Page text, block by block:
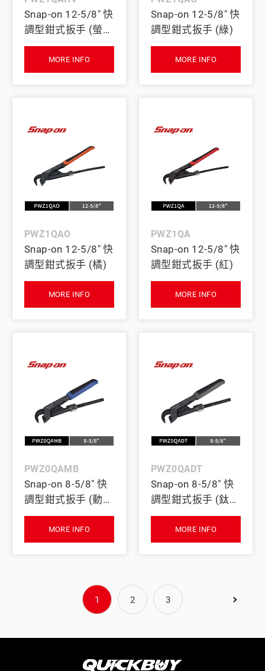
Snap-on 12-5/8" 快
調型鉗式扳手 (螢光
黃)
MORE INFO
Snap-on 12-5/8" 快
調型鉗式扳手 (綠)
MORE INFO
PWZ1QAO
Snap-on 12-5/8" 快
調型鉗式扳手 (橘)
MORE INFO
PWZ1QA
Snap-on 12-5/8" 快
調型鉗式扳手 (紅)
MORE INFO
PWZ0QAMB
Snap-on 8-5/8" 快
調型鉗式扳手 (動力
藍)
MORE INFO
PWZ0QADT
Snap-on 8-5/8" 快
調型鉗式扳手 (鈦
灰)
MORE INFO
1 2 3